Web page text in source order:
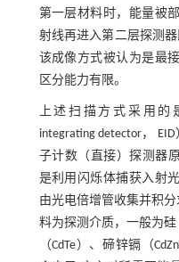
第一层材料时，能量被
射线再进入第二层探测
该成像方式被认为是最
区分能力有限。
上述扫描方式采用的
integrating detector， EID
子计数（直接）探测器
是利用闪烁体捕获入射
由光电倍增管收集并积
料为探测介质，一般为硅
（CdTe）、碲锌镉（